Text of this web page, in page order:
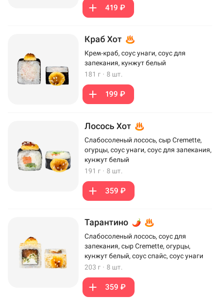
419 ₽
Краб Хот
Крем-краб, соус унаги, соус для
запекания, кунжут белый
181 г · 8 шт.
199 ₽
Лосось Хот
Слабосоленый лосось, сыр Cremette,
огурцы, соус унаги, соус для запекания,
кунжут белый
191 г · 8 шт.
359 ₽
Тарантино
Слабосоленый лосось, соус для
запекания, сыр Cremette, огурцы,
кунжут белый, соус спайс, соус унаги
203 г · 8 шт.
359 ₽